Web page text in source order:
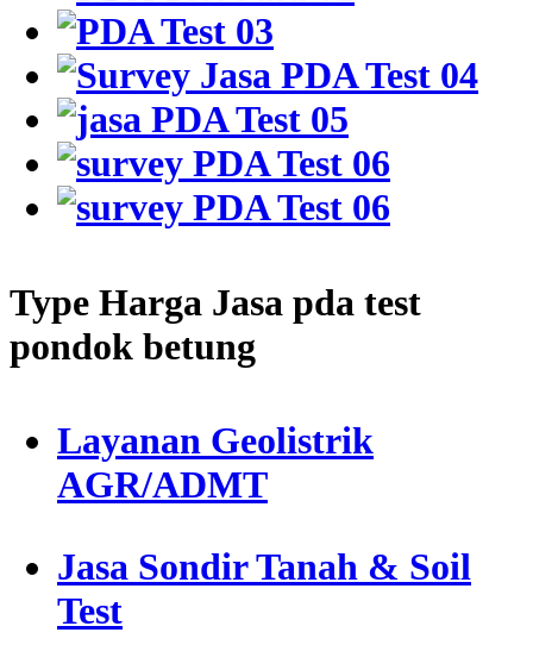
Type Harga Jasa pda test
pondok betung
Layanan Geolistrik
AGR/ADMT
Jasa Sondir Tanah & Soil
Test